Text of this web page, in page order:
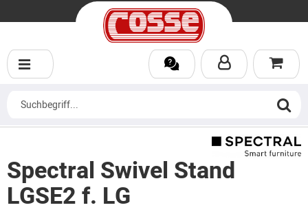
Spectral Swivel Stand
LGSE2 f. LG